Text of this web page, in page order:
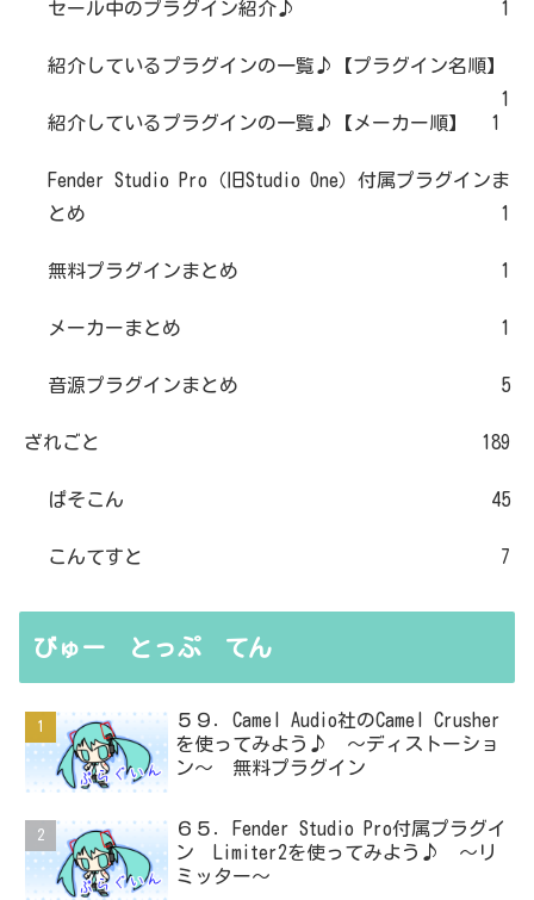
セール中のプラグイン紹介♪ 1
紹介しているプラグインの一覧♪【プラグイン名順】
1
紹介しているプラグインの一覧♪【メーカー順】
1
Fender Studio Pro（旧Studio One）付属プラグインま
とめ
1
無料プラグインまとめ 1
メーカーまとめ 1
音源プラグインまとめ 5
ざれごと 189
ぱそこん 45
こんてすと 7
びゅー とっぷ てん
５９．Camel Audio社のCamel Crusher
を使ってみよう♪ ～ディストーショ
ン～ 無料プラグイン
６５．Fender Studio Pro付属プラグイ
ン Limiter2を使ってみよう♪ ～リ
ミッター～